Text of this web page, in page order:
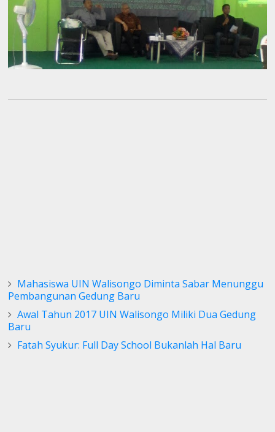
Mahasiswa UIN Walisongo Diminta Sabar Menunggu
Pembangunan Gedung Baru
Awal Tahun 2017 UIN Walisongo Miliki Dua Gedung
Baru
Fatah Syukur: Full Day School Bukanlah Hal Baru